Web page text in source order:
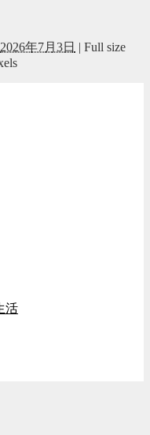
2026年7月3日 | Full size
活